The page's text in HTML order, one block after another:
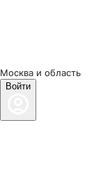
Москва и область
Войти